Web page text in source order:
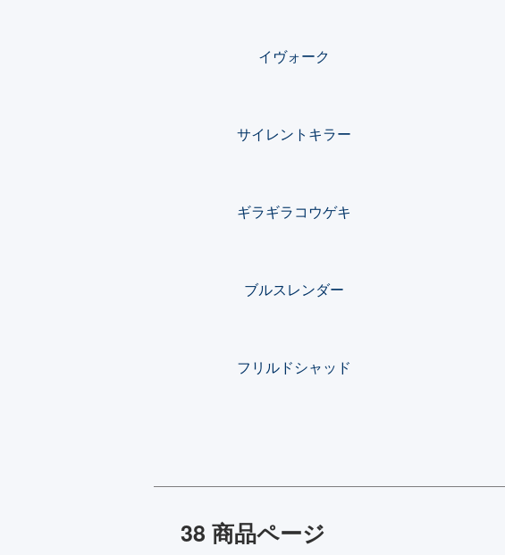
イヴォーク
サイレントキラー
ギラギラコウゲキ
ブルスレンダー
フリルドシャッド
38 商品ページ